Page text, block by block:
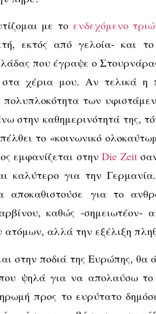
με το ενδεχόμενο
εκτός από γελοία- και
που έγραψε ο
στα χέρια μου. Αν τελικά η
πολυπλοκότητα των
στην καθημερινότητά της,
το «κοινωνικό
εμφανίζεται στηνDie Zeit
καλύτερο για την
αποκαθιστούσε για το
καθώς -σημειωτέον-
ατόμων, αλλά την εξέλιξη
στην ποδιά της Ευρώπης, θα
ψηλά για να απολαύσω
προς το ευρύτατο